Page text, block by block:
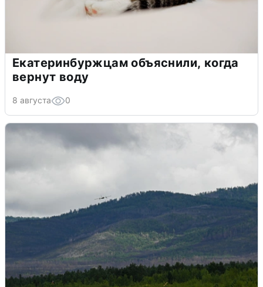
Екатеринбуржцам объяснили, когда
вернут воду
8 августа 0